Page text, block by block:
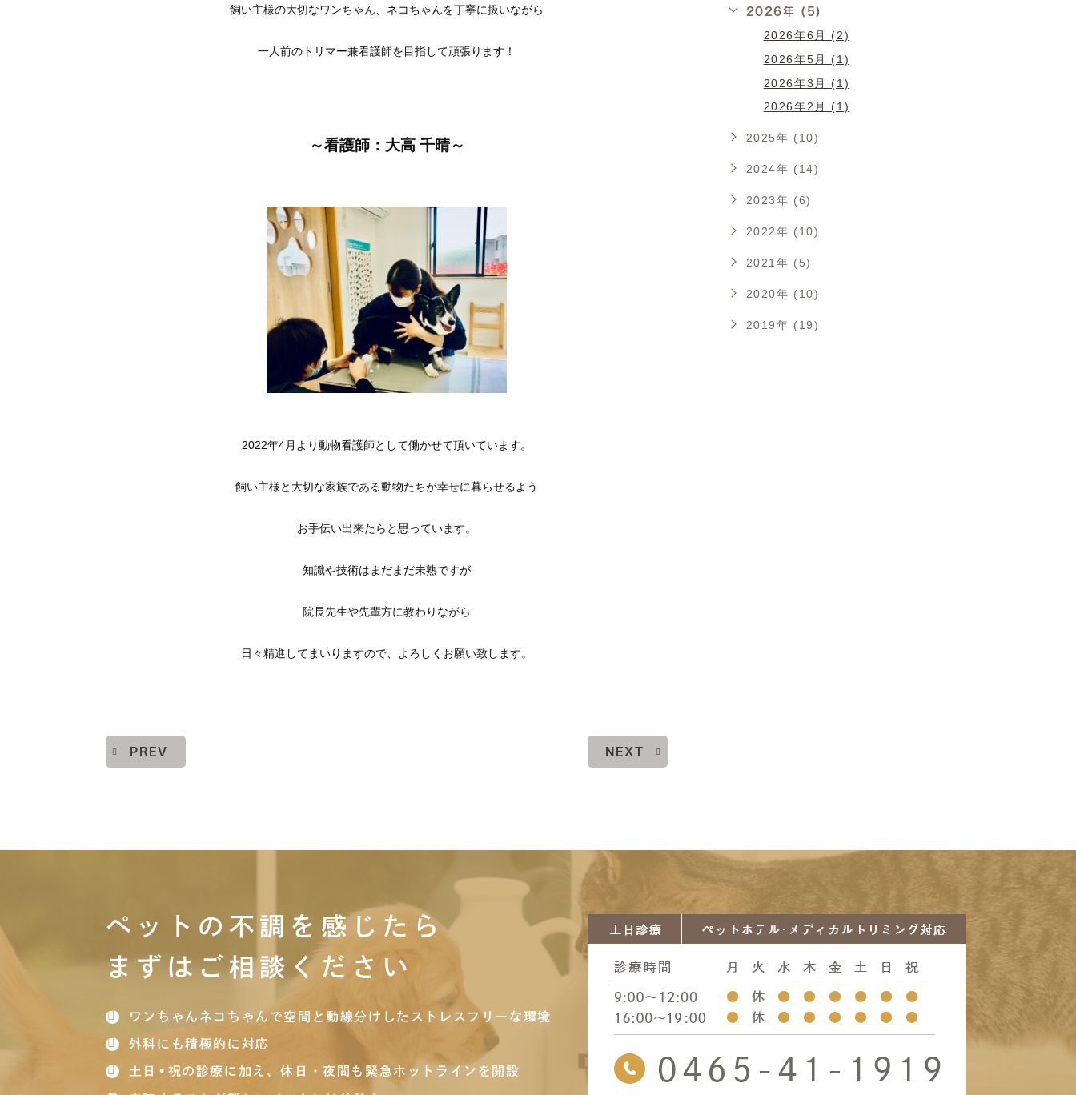
飼い主様の大切なワンちゃん、ネコちゃんを丁寧に扱いながら
一人前のトリマー兼看護師を目指して頑張ります！
～看護師：大高 千晴～
2022年4月より動物看護師として働かせて頂いています。
飼い主様と大切な家族である動物たちが幸せに暮らせるよう
お手伝い出来たらと思っています。
知識や技術はまだまだ未熟ですが
院長先生や先輩方に教わりながら
日々精進してまいりますので、よろしくお願い致します。
PREV NEXT
2026年 (5)
2026年6月 (2)
2026年5月 (1)
2026年3月 (1)
2026年2月 (1)
2025年 (10)
2024年 (14)
2023年 (6)
2022年 (10)
2021年 (5)
2020年 (10)
2019年 (19)
ペットの不調を感じたら
まずはご相談ください
ワンちゃんネコちゃんで空間と動線分けしたストレスフリーな環境
外科にも積極的に対応
土日•祝の診療に加え、休日・夜間も緊急ホットラインを開設